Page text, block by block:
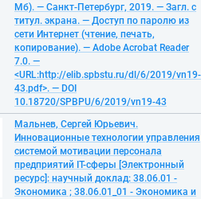
Мб). — Санкт-Петербург, 2019. — Загл. с
титул. экрана. — Доступ по паролю из
сети Интернет (чтение, печать,
копирование). — Adobe Acrobat Reader
7.0. —
<URL:http://elib.spbstu.ru/dl/6/2019/vn19-
43.pdf>. — DOI
10.18720/SPBPU/6/2019/vn19-43
Мальнев, Сергей Юрьевич.
Инновационные технологии управления
системой мотивации персонала
предприятий IT-сферы [Электронный
ресурс]: научный доклад: 38.06.01 -
Экономика ; 38.06.01_01 - Экономика и